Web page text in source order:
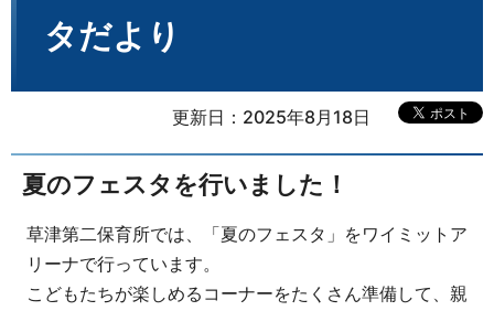
タだより
更新日：2025年8月18日
夏のフェスタを行いました！
草津第二保育所では、「夏のフェスタ」をワイミットア
リーナで行っています。
こどもたちが楽しめるコーナーをたくさん準備して、親